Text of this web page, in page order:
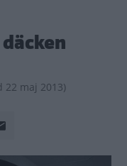
22 maj 2013)